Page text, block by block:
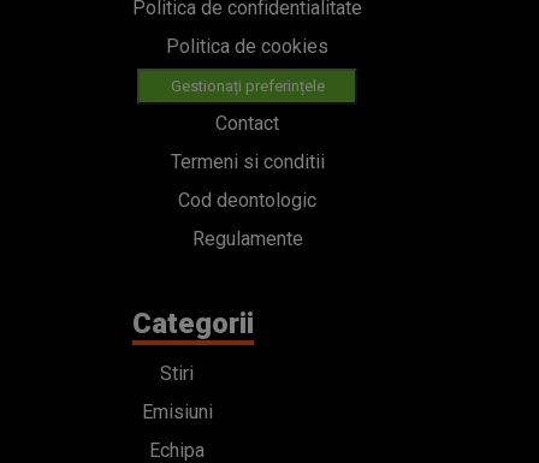
Politica de confidentialitate
Politica de cookies
Gestionați preferințele
Contact
Termeni si conditii
Cod deontologic
Regulamente
Categorii
Stiri
Emisiuni
Echipa